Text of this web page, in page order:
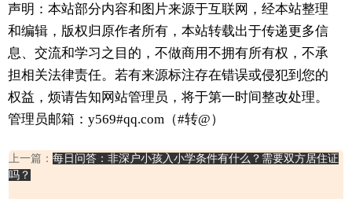
声明：本站部分内容和图片来源于互联网，经本站整理
和编辑，版权归原作者所有，本站转载出于传递更多信
息、交流和学习之目的，不做商用不拥有所有权，不承
担相关法律责任。若有来源标注存在错误或侵犯到您的
权益，烦请告知网站管理员，将于第一时间整改处理。
管理员邮箱：y569#qq.com（#转@）
上一篇： 每日问答：非深户小孩入小学条件有什么？需要双方居住证
吗？